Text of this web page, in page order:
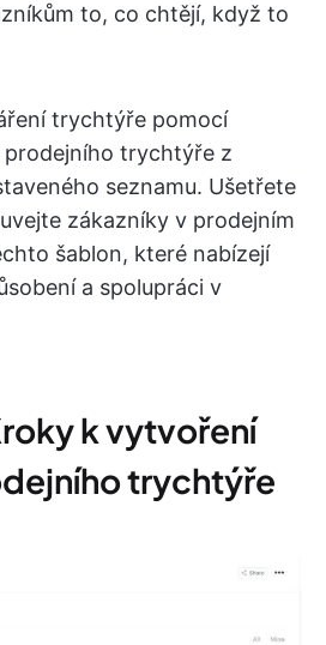
to, co chtějí, když to
trychtýře pomocí
trychtýře z
seznamu. Ušetřete
zákazníky v prodejním
šablon, které nabízejí
a spolupráci v
k vytvoření
trychtýře